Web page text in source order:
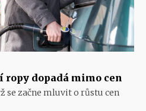
ropy dopadá mimo cen
se začne mluvit o růstu cen